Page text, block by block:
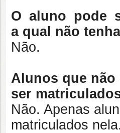
O aluno pode
a qual não
Não.
Alunos que não
ser
Não. Apenas
matriculados nela.